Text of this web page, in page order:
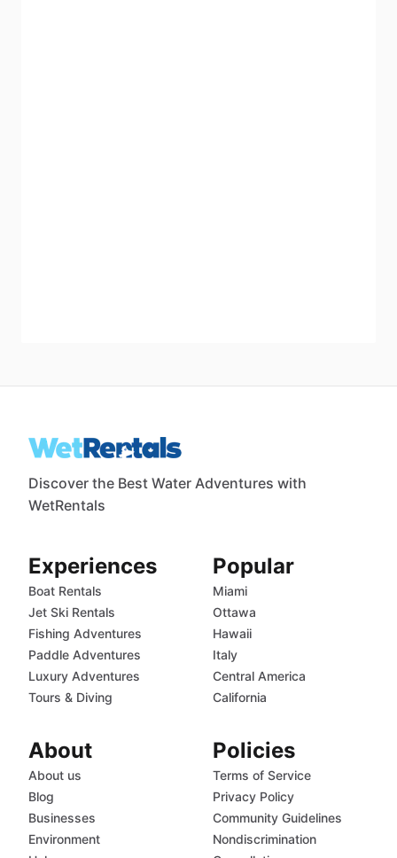
Discover the Best Water Adventures with
WetRentals
Experiences
Boat Rentals
Jet Ski Rentals
Fishing Adventures
Paddle Adventures
Luxury Adventures
Tours & Diving
Popular
Miami
Ottawa
Hawaii
Italy
Central America
California
About
About us
Blog
Businesses
Environment
Policies
Terms of Service
Privacy Policy
Community Guidelines
Nondiscrimination